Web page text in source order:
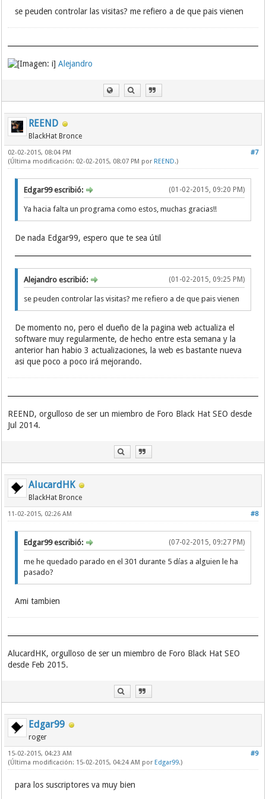
se peuden controlar las visitas? me refiero a de que pais vienen
Alejandro
REEND
BlackHat Bronce
#7
02-02-2015, 08:04 PM
(Última modificación: 02-02-2015, 08:07 PM por REEND.)
(01-02-2015, 09:20 PM)
Edgar99 escribió:
Ya hacia falta un programa como estos, muchas gracias!!
De nada Edgar99, espero que te sea útil
(01-02-2015, 09:25 PM)
Alejandro escribió:
se peuden controlar las visitas? me refiero a de que pais vienen
De momento no, pero el dueño de la pagina web actualiza el
software muy regularmente, de hecho entre esta semana y la
anterior han habio 3 actualizaciones, la web es bastante nueva
asi que poco a poco irá mejorando.
REEND, orgulloso de ser un miembro de Foro Black Hat SEO desde
Jul 2014.
AlucardHK
BlackHat Bronce
#8
11-02-2015, 02:26 AM
(07-02-2015, 09:27 PM)
Edgar99 escribió:
me he quedado parado en el 301 durante 5 días a alguien le ha
pasado?
Ami tambien
AlucardHK, orgulloso de ser un miembro de Foro Black Hat SEO
desde Feb 2015.
Edgar99
roger
#9
15-02-2015, 04:23 AM
(Última modificación: 15-02-2015, 04:24 AM por Edgar99.)
para los suscriptores va muy bien